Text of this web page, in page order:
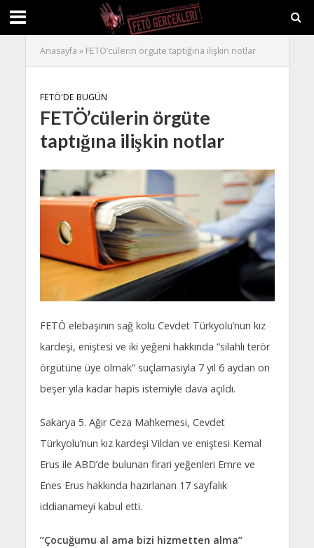
Anasayfa » FETÖ’cülerin örgüte taptığına ilişkin notlar
FETÖ'DE BUGÜN
FETÖ’cülerin örgüte
taptığına ilişkin notlar
FETÖ elebaşının sağ kolu Cevdet Türkyolu’nun kız
kardeşi, eniştesi ve iki yeğeni hakkında “silahlı terör
örgütüne üye olmak” suçlamasıyla 7 yıl 6 aydan on
beşer yıla kadar hapis istemiyle dava açıldı.
Sakarya 5. Ağır Ceza Mahkemesi, Cevdet
Türkyolu’nun kız kardeşi Vildan ve eniştesi Kemal
Erus ile ABD’de bulunan firari yeğenleri Emre ve
Enes Erus hakkında hazırlanan 17 sayfalık
iddianameyi kabul etti.
“Çocuğumu al ama bizi hizmetten alma”